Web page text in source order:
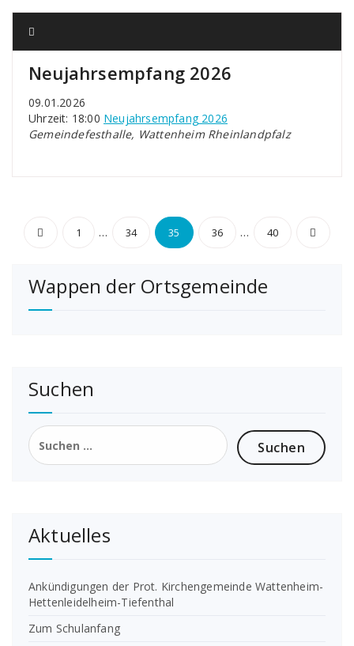
Neujahrsempfang 2026
09.01.2026
Uhrzeit: 18:00 Neujahrsempfang 2026
Gemeindefesthalle, Wattenheim Rheinlandpfalz
Seitennummerierung
Beiträge
1 … 34 35 36 … 40
Wappen der Ortsgemeinde
Suchen
Suchen
nach:
Aktuelles
Ankündigungen der Prot. Kirchengemeinde Wattenheim-
Hettenleidelheim-Tiefenthal
Zum Schulanfang